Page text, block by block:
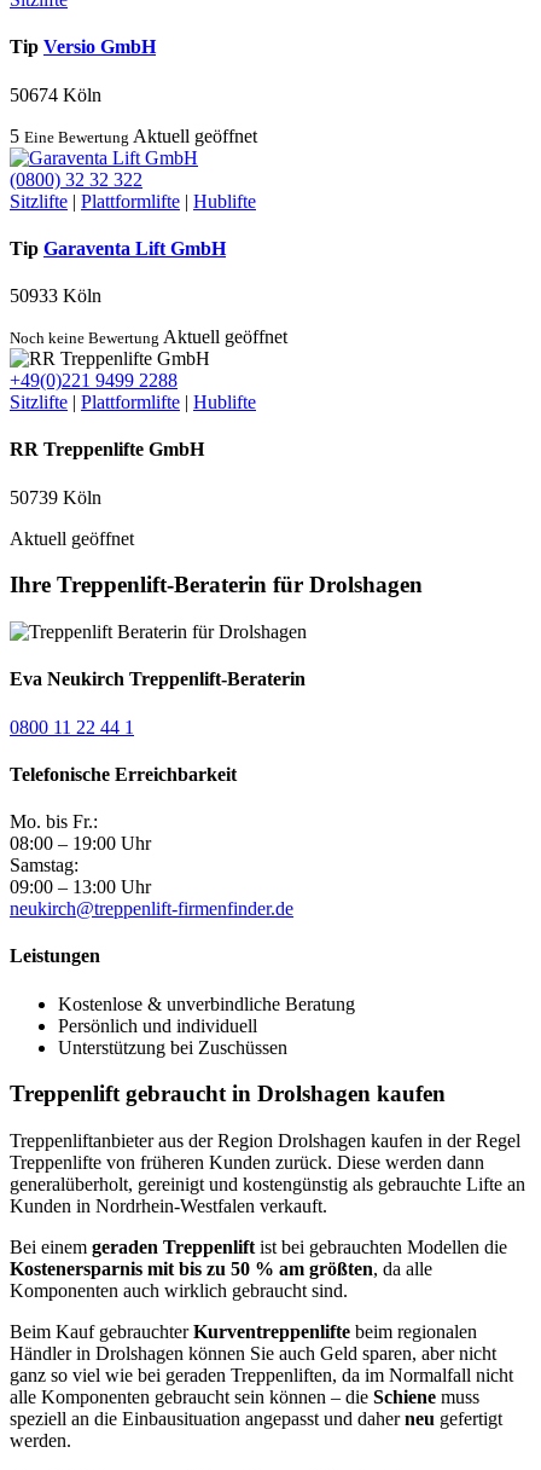
Tip Versio GmbH
50674 Köln
5 Eine Bewertung Aktuell geöffnet
(0800) 32 32 322
Sitzlifte | Plattformlifte | Hublifte
Tip Garaventa Lift GmbH
50933 Köln
Noch keine Bewertung Aktuell geöffnet
+49(0)221 9499 2288
Sitzlifte | Plattformlifte | Hublifte
RR Treppenlifte GmbH
50739 Köln
Aktuell geöffnet
Ihre Treppenlift-Beraterin für Drolshagen
Eva Neukirch Treppenlift-Beraterin
0800 11 22 44 1
Telefonische Erreichbarkeit
Mo. bis Fr.:
08:00 – 19:00 Uhr
Samstag:
09:00 – 13:00 Uhr
neukirch@treppenlift-firmenfinder.de
Leistungen
Kostenlose & unverbindliche Beratung
Persönlich und individuell
Unterstützung bei Zuschüssen
Treppenlift gebraucht in Drolshagen kaufen
Treppenliftanbieter aus der Region Drolshagen kaufen in der Regel
Treppenlifte von früheren Kunden zurück. Diese werden dann
generalüberholt, gereinigt und kostengünstig als gebrauchte Lifte an
Kunden in Nordrhein-Westfalen verkauft.
Bei einem geraden Treppenlift ist bei gebrauchten Modellen die
Kostenersparnis mit bis zu 50 % am größten, da alle
Komponenten auch wirklich gebraucht sind.
Beim Kauf gebrauchterKurventreppenlifte beim regionalen
Händler in Drolshagen können Sie auch Geld sparen, aber nicht
ganz so viel wie bei geraden Treppenliften, da im Normalfall nicht
alle Komponenten gebraucht sein können – die Schiene muss
speziell an die Einbausituation angepasst und daherneu gefertigt
werden.